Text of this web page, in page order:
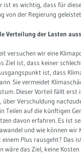
ist es wichtig, dass für
von der Regierung
Verteilung der Lasten
versuchen wir eine
Ziel ist, dass keiner
ist, dass
Sie vermeidet
Dieser Vorteil fällt erst
Verschuldung
Teilen auf die künftigen
davon erfahren. Es ist
und wie können wir
Plus rausgeht? Das
wäre das Ziel, keine Kosten